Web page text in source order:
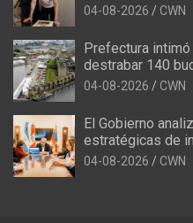
04-08-2026 CWN
Prefectura
destrabar 140
04-08-2026 CWN
El Gobierno
estratégicas de
04-08-2026 CWN